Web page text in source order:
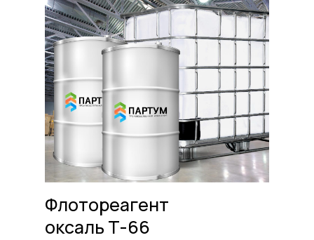
Флотореагент
оксаль Т-66